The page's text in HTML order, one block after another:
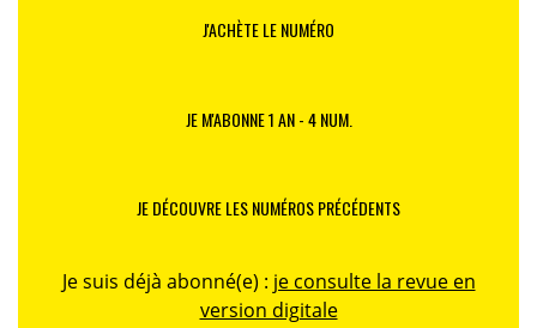
J'ACHÈTE LE NUMÉRO
JE M'ABONNE 1 AN - 4 NUM.
JE DÉCOUVRE LES NUMÉROS PRÉCÉDENTS
Je suis déjà abonné(e) : je consulte la revue en
version digitale